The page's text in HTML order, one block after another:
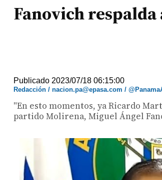
Fanovich
Publicado 2023/07/18 06:15:00
Redacción / nacion.pa@epasa.com /
"En esto momentos, ya Ricardo
partido Molirena, Miguel Ángel